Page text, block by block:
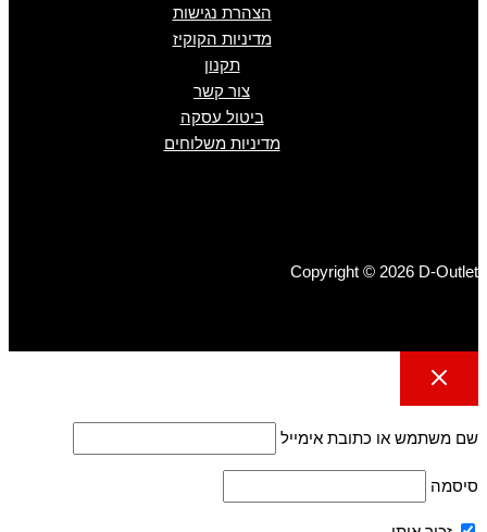
הצהרת נגישות
מדיניות הקוקיז
תקנון
צור קשר
ביטול עסקה
מדיניות משלוחים
Copyright © 2026 D-Outlet
שם משתמש או כתובת אימייל
סיסמה